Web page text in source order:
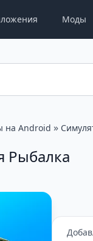
Моды
на Android »
Рыбалка